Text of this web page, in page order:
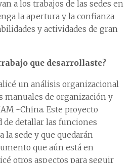
a los trabajos de las sedes en
la apertura y la confianza
y actividades de gran
que desarrollaste?
un análisis organizacional
manuales de organización y
-China. Este proyecto
de detallar las funciones
la sede y que quedarán
que aún está en
otros aspectos para seguir